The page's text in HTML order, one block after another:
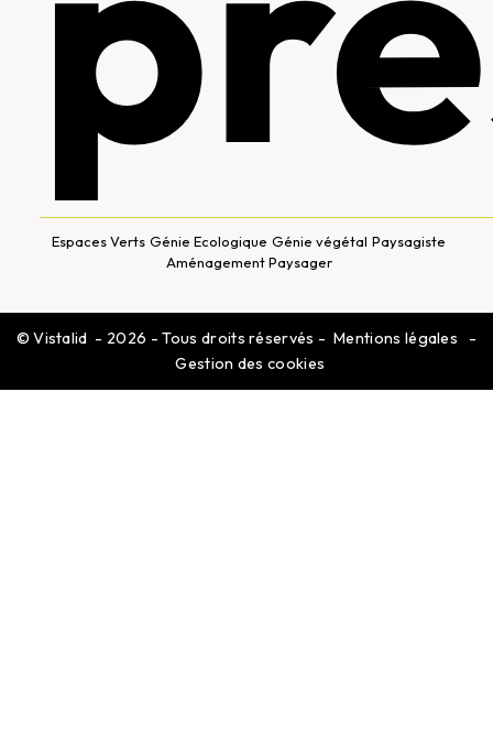
Espaces Verts Génie Ecologique Génie végétal Paysagiste
Aménagement Paysager
©Vistalid - 2026 - Tous droits réservés - Mentions légales
-
Gestion des cookies